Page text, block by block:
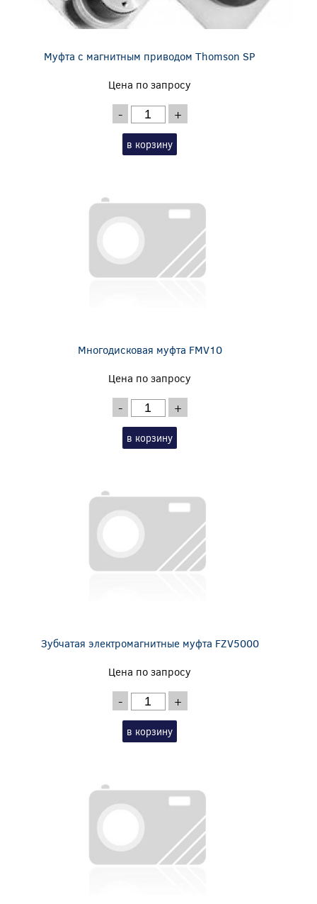
Муфта с магнитным приводом Thomson SP
Цена по запросу
- +
в корзину
Многодисковая муфта FMV10
Цена по запросу
- +
в корзину
Зубчатая электромагнитные муфта FZV5000
Цена по запросу
- +
в корзину